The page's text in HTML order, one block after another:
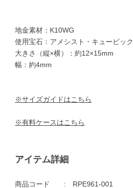
28,000円 29,000円
30,000円 31,000円 32,000円
地金素材：K10WG
使用宝石：アメシスト・キュービック
大きさ（縦×横）：約12×15mm
幅：約4mm
※サイズガイドはこちら
※有料ケースはこちら
アイテム詳細
商品コード RPE961-001